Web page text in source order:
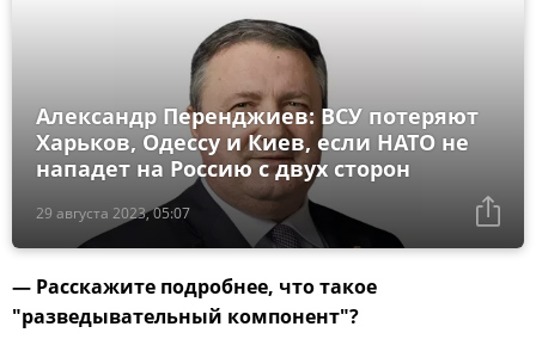
29 августа 2023, 05:07
Александр Перенджиев: ВСУ потеряют
Харьков, Одессу и Киев, если НАТО не
нападет на Россию с двух сторон
— Расскажите подробнее, что такое
"разведывательный компонент"?